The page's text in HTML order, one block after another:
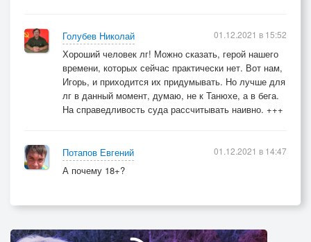
Как тут же встал мне на пути один из
отмороженных.
И вот уже летит кулак,он целил мне по печении.
Успел подумать: «Ах,ты так!Терять теперь мне
Эх,не хотел я,видит Бог,но ежели сам просится!»
И левым хуком ему всёк,расплющил переносицу!
Их,каюсь,малость пошмонал без всякого
Голубев Николай
Хороший человек лг! Можно сказать, герой нашего
времени, которых сейчас практически нет. Вот нам,
Игорь, и приходится их придумывать. Но лучше для
лг в данный момент, думаю, не к Танюхе, а в бега.
На справедливость суда рассчитывать наивно. +++
01.12.2021 в 15:52
Потапов Евгений
А почему 18+?
01.12.2021 в 14:47